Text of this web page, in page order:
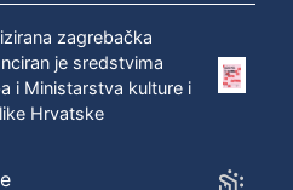
zagrebačka
je sredstvima
i Ministarstva kulture i
Hrvatske